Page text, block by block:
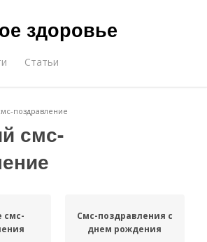
здоровье
Статьи
поздравление
смс-
смс-
Смс-поздравления с
днем рождения